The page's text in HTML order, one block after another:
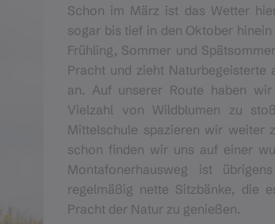
Schon im März ist das Wetter
sogar bis tief in den Oktober
Frühling, Sommer und
Pracht und zieht Naturbegeisterte
an. Auf unserer Route haben
Vielzahl von Wildblumen zu
Mittelschule spazieren wir weiter
schon finden wir uns auf einer
Montafonerhausweg ist
regelmäßig nette Sitzbänke, die
Pracht der Natur zu genießen.